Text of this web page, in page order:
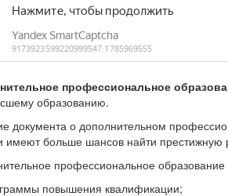
профессиональное
образованию.
документа о дополнительном
имеют больше шансов найти престижную
профессиональное
повышения квалификации;